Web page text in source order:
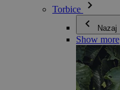
Torbice
Nazaj
Show more